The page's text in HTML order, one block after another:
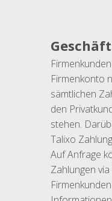
Firmenkonto
sämtlichen
den
stehen.
Talixo
Auf Anfrage
Zahlungen